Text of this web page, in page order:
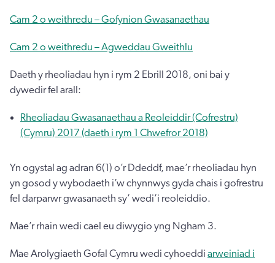
Cam 2 o weithredu – Gofynion Gwasanaethau
Cam 2 o weithredu – Agweddau Gweithlu
Daeth y rheoliadau hyn i rym 2 Ebrill 2018, oni bai y
dywedir fel arall:
Rheoliadau Gwasanaethau a Reoleiddir (Cofrestru)
(Cymru) 2017 (daeth i rym 1 Chwefror 2018)
Yn ogystal ag adran 6(1) o’r Ddeddf, mae’r rheoliadau hyn
yn gosod y wybodaeth i’w chynnwys gyda chais i gofrestru
fel darparwr gwasanaeth sy’ wedi’i reoleiddio.
Mae’r rhain wedi cael eu diwygio yng Ngham 3.
Mae Arolygiaeth Gofal Cymru wedi cyhoeddi arweiniad i